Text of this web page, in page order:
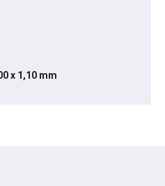
x 1,10 mm